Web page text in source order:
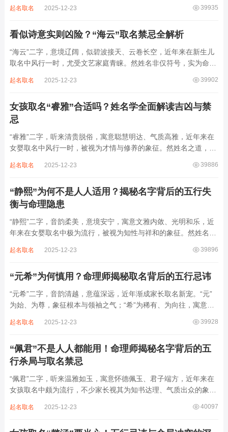
雅符号，实为命理五行流转之枢纽。一字之选，关乎气场平衡。沛
39935
起名取名 2025-12-23
看似诗意实则凶险？“海云”取名禁忌全解析
“海云”二字，意境辽阔，似碧波接天、云卷长空，近年来在新生儿
取名中风行一时，尤受文艺家庭青睐。然姓名非仅符号，实为命局
滔天，木浮无根，阴气过重，易致意志不坚、事业漂泊、健康受
39902
起名取名 2025-12-23
女孩取名“睿雅”合适吗？姓名学全面解读吉凶与禁
忌
“睿雅”二字，听来清贵脱俗，寓意聪慧明达、气质高雅，近年来在
女婴取名中风行一时，被视为才情与修养的象征。然姓名之道，贵
增心力。细察“睿雅”之局，实藏金水成势、火土受制之患，若不顾
39886
起名取名 2025-12-23
“静熙”为何不是人人适用？揭秘名字背后的五行失
衡与命理隐患
“静熙”二字，音韵柔美，意境安宁，寓意文雅内敛、光明和乐，近
年来在女婴取名中极为流行，被视为知性与祥和的象征。然姓名命
象，实藏金水偏寒、火气受制之弊，若不顾八字强弱，盲目套用，
39896
起名取名 2025-12-23
“元希”为何慎用？命理师揭秘取名背后的五行忌讳
“元希”二字，音韵清越，意蕴深远，近年渐成家长取名新宠。“元”
为始、为尊，象征根本与领袖之气；“希”为稀有、为向往，寓意卓
象。然姓名非止文雅，实为命理气场之枢纽。一字之选，关乎运途
39928
起名取名 2025-12-23
“佩君”不是人人都能用！命理师揭秘名字背后的五
行杀局与取名禁忌
“佩君”二字，听来温雅如玉，寓意怀德佩玉、君子端方，近年来在
女孩取名中颇为流行，不少家长视其为知书达理、气质出众的象
察“佩君”之象，实藏金气过旺、木土受制之局，若不顾命主五行强
40097
起名取名 2025-12-23